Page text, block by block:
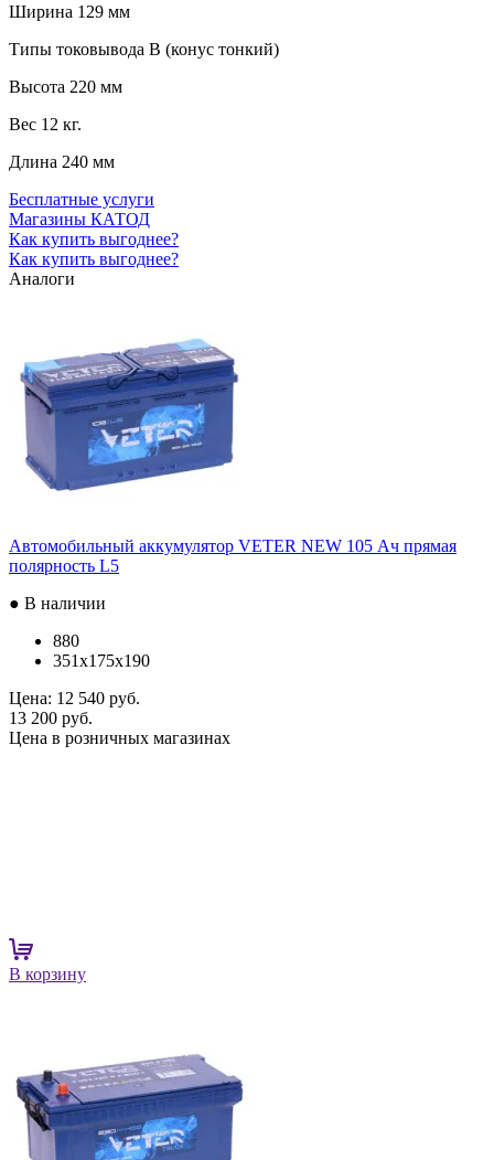
Ширина 129 мм
Типы токовывода B (конус тонкий)
Высота 220 мм
Вес 12 кг.
Длина 240 мм
Бесплатные услуги
Магазины КАТОД
Как купить выгоднее?
Как купить выгоднее?
Аналоги
Автомобильный аккумулятор VETER NEW 105 Ач прямая
полярность L5
● В наличии
880
351x175x190
Цена: 12 540 руб.
13 200 руб.
Цена в розничных магазинах
В корзину